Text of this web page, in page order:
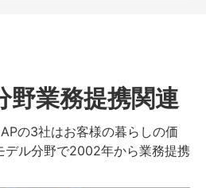
野業務提携関連
の3社はお客様の暮らしの価
デル分野で2002年から業務提携